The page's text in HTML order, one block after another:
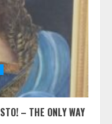
– THE ONLY WAY